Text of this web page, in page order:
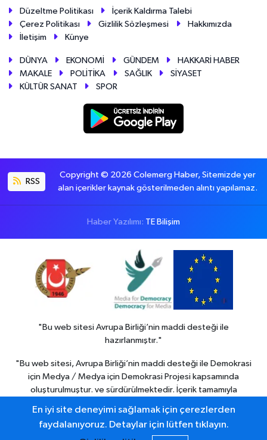
Düzeltme Politikası
İçerik Kaldırma Talebi
Çerez Politikası
Gizlilik Sözleşmesi
Hakkımızda
İletişim
Künye
DÜNYA EKONOMİ GÜNDEM
HAKKARİ HABER
MAKALE
POLİTİKA SAĞLIK
SİYASET
KÜLTÜR SANAT
SPOR
RSS
Copyright © 2026 Colemerg Haber, Sitemizde yer
alan içerikler kaynak gösterilmeden alıntı yapılamaz.
Haber Yazılımı: TE Bilişim
"Bu web sitesi Avrupa Birliği’nin maddi desteği ile
hazırlanmıştır."
"Bu web sitesi, Avrupa Birliği’nin maddi desteği ile Demokrasi
için Medya / Medya için Demokrasi Projesi kapsamında
oluşturulmuştur. ve sürdürülmektedir. İçerik tamamıyla
görüşlerini yansıtmak zorunda değildir."
En iyi site deneyimi sağlamak için çerezlerden
faydalanıyoruz. Detaylar için lütfen tıklayın.